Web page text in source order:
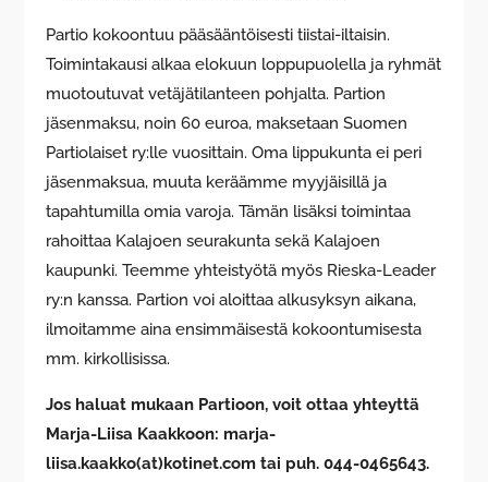
Partio kokoontuu pääsääntöisesti tiistai-iltaisin.
Toimintakausi alkaa elokuun loppupuolella ja ryhmät
muotoutuvat vetäjätilanteen pohjalta. Partion
jäsenmaksu, noin 60 euroa, maksetaan Suomen
Partiolaiset ry:lle vuosittain. Oma lippukunta ei peri
jäsenmaksua, muuta keräämme myyjäisillä ja
tapahtumilla omia varoja. Tämän lisäksi toimintaa
rahoittaa Kalajoen seurakunta sekä Kalajoen
kaupunki. Teemme yhteistyötä myös Rieska-Leader
ry:n kanssa. Partion voi aloittaa alkusyksyn aikana,
ilmoitamme aina ensimmäisestä kokoontumisesta
mm. kirkollisissa.
Jos haluat mukaan Partioon, voit ottaa yhteyttä
Marja-Liisa Kaakkoon: marja-
liisa.kaakko(at)kotinet.com tai puh. 044-0465643.